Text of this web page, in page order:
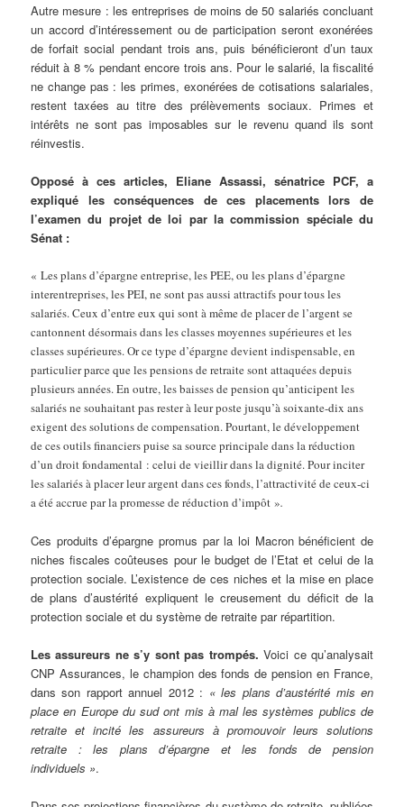
Autre mesure : les entreprises de moins de 50 salariés concluant
un accord d’intéressement ou de participation seront exonérées
de forfait social pendant trois ans, puis bénéficieront d’un taux
réduit à 8 % pendant encore trois ans. Pour le salarié, la fiscalité
ne change pas : les primes, exonérées de cotisations salariales,
restent taxées au titre des prélèvements sociaux. Primes et
intérêts ne sont pas imposables sur le revenu quand ils sont
réinvestis.
Opposé à ces articles, Eliane Assassi, sénatrice PCF, a
expliqué les conséquences de ces placements lors de
l’examen du projet de loi par la commission spéciale du
Sénat :
« Les plans d’épargne entreprise, les PEE, ou les plans d’épargne
interentreprises, les PEI, ne sont pas aussi attractifs pour tous les
salariés. Ceux d’entre eux qui sont à même de placer de l’argent se
cantonnent désormais dans les classes moyennes supérieures et les
classes supérieures. Or ce type d’épargne devient indispensable, en
particulier parce que les pensions de retraite sont attaquées depuis
plusieurs années. En outre, les baisses de pension qu’anticipent les
salariés ne souhaitant pas rester à leur poste jusqu’à soixante-dix ans
exigent des solutions de compensation. Pourtant, le développement
de ces outils financiers puise sa source principale dans la réduction
d’un droit fondamental : celui de vieillir dans la dignité. Pour inciter
les salariés à placer leur argent dans ces fonds, l’attractivité de ceux-ci
a été accrue par la promesse de réduction d’impôt ».
Ces produits d’épargne promus par la loi Macron bénéficient de
niches fiscales coûteuses pour le budget de l’Etat et celui de la
protection sociale. L’existence de ces niches et la mise en place
de plans d’austérité expliquent le creusement du déficit de la
protection sociale et du système de retraite par répartition.
Les assureurs ne s’y sont pas trompés. Voici ce qu’analysait
CNP Assurances, le champion des fonds de pension en France,
dans son rapport annuel 2012 : « les plans d’austérité mis en
place en Europe du sud ont mis à mal les systèmes publics de
retraite et incité les assureurs à promouvoir leurs solutions
retraite : les plans d’épargne et les fonds de pension
individuels ».